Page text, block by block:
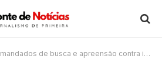
e apreensão contra integrantes de facções criminosas rivais em Búzios